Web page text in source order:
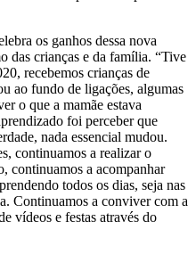
os ganhos dessa nova
das crianças e da família. “Tive
recebemos crianças de
ao fundo de ligações, algumas
o que a mamãe estava
foi perceber que
nada essencial mudou.
continuamos a realizar o
continuamos a acompanhar
todos os dias, seja nas
Continuamos a conviver com a
vídeos e festas através do